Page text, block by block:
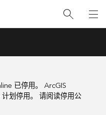
已停用。 ArcGIS
划停用。 请阅读停用公